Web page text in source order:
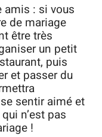
amis : si vous
de mariage
être très
un petit
puis
et passer du
sentir aimé et
n’est pas
!